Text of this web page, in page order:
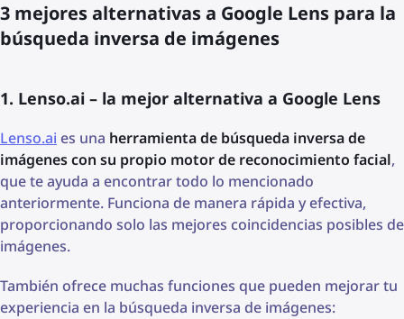
3 mejores alternativas a Google Lens para la
búsqueda inversa de imágenes
1. Lenso.ai – la mejor alternativa a Google Lens
Lenso.ai es una herramienta de búsqueda inversa de
imágenes con su propio motor de reconocimiento facial,
que te ayuda a encontrar todo lo mencionado
anteriormente. Funciona de manera rápida y efectiva,
proporcionando solo las mejores coincidencias posibles de
imágenes.
También ofrece muchas funciones que pueden mejorar tu
experiencia en la búsqueda inversa de imágenes: